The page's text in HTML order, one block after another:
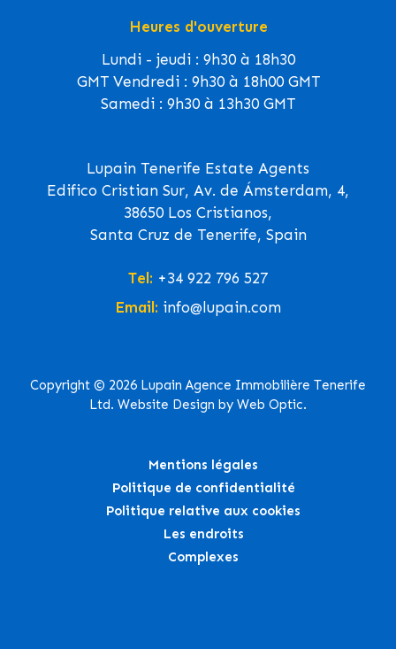
Heures d'ouverture
Lundi - jeudi : 9h30 à 18h30
GMT Vendredi : 9h30 à 18h00 GMT
Samedi : 9h30 à 13h30 GMT
Lupain Tenerife Estate Agents
Edifico Cristian Sur, Av. de Ámsterdam, 4,
38650 Los Cristianos,
Santa Cruz de Tenerife, Spain
Tel: +34 922 796 527
Email: info@lupain.com
Copyright © 2026 Lupain Agence Immobilière Tenerife
Ltd. Website Design by Web Optic.
Mentions légales
Politique de confidentialité
Politique relative aux cookies
Les endroits
Complexes